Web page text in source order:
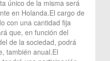
único de la misma será
en Holanda.El cargo de
con una cantidad fija
que, en función del
de la sociedad, podrá
también anual.El